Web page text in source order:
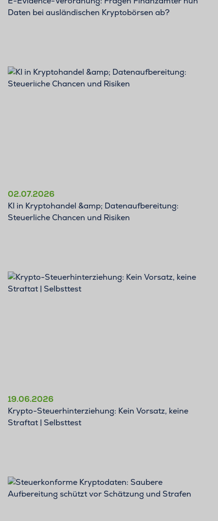
Daten bei ausländischen Kryptobörsen ab?
BLOG
02.07.2026
KI in Kryptohandel &amp; Datenaufbereitung:
Steuerliche Chancen und Risiken
BLOG
19.06.2026
Krypto-Steuerhinterziehung: Kein Vorsatz, keine
Straftat | Selbsttest
BLOG